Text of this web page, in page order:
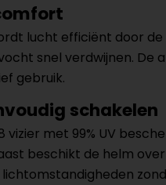
lucht efficiënt door
snel verdwijnen.
gebruik.
schakelen
vizier met 99% UV
beschikt de helm